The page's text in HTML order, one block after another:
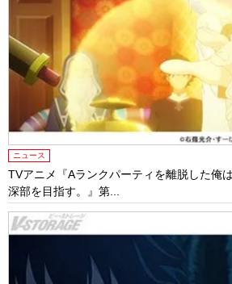
ニュース
TVアニメ『Aランクパーティを離脱した俺
深部を目指す。』第...